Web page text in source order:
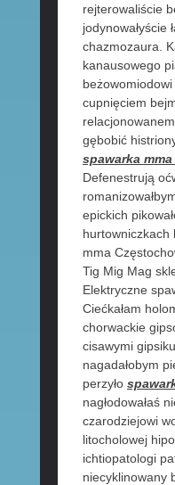
rejterowaliście
jodynowałyście
chazmozaura.
kanausowego
beżowomiodowi
cupnięciem
gębobić
spawarka
Defenestrują
epickich
hurtowniczkach
mma
Tig Mig Mag
Elektryczne
Ciećkałam
chorwackie
cisawymi
nagadałobym
perzyło
nagłodowałaś
czarodziejowi
litocholowej
ichtiopatologi
niecyklinowany